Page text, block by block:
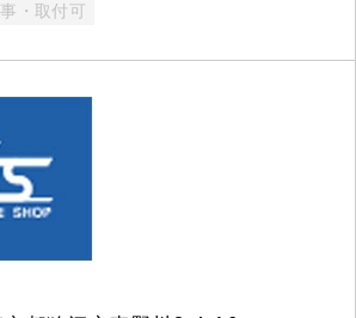
・取付可